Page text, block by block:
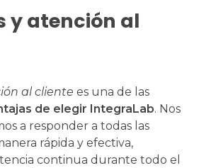
y atención al
al cliente es una de las
de elegir IntegraLab. Nos
a responder a todas las
rápida y efectiva,
continua durante todo el